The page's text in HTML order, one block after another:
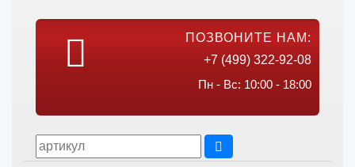
ПОЗВОНИТЕ НАМ:
+7 (499) 322-92-08
Пн - Вс: 10:00 - 18:00